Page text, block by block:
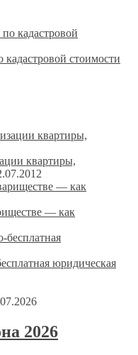
стоимости
квартиры,
— как
юридическая
2026